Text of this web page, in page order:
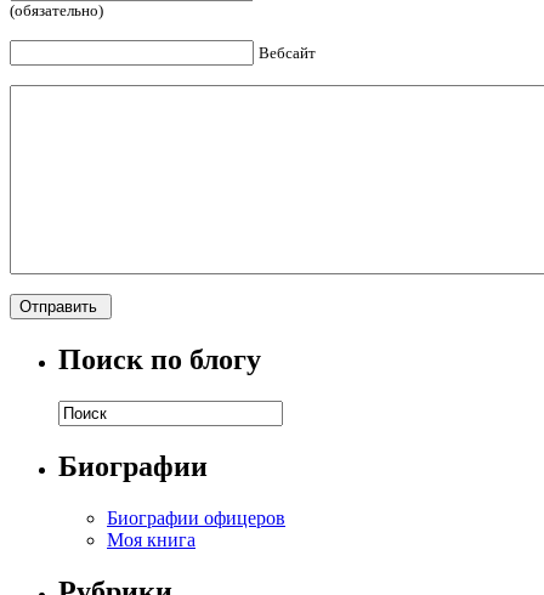
(обязательно)
Вебсайт
Поиск по блогу
Биографии
Биографии офицеров
Моя книга